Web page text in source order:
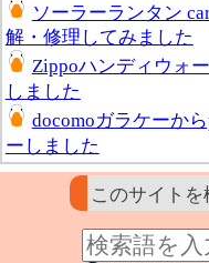
ソーラーランタン
解・修理してみました
Zippoハンディウォ
しました
docomoガラケーか
ーしました
このサイトを